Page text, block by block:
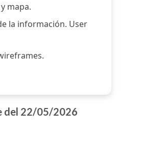
mapa.
la información. User
del 22/05/2026